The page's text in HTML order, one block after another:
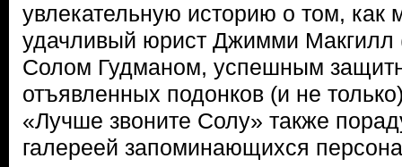
увлекательную историю о том, как
удачливый юрист Джимми Макгилл
Солом Гудманом, успешным
отъявленных подонков (и не
«Лучше звоните Солу» также
галереей запоминающихся